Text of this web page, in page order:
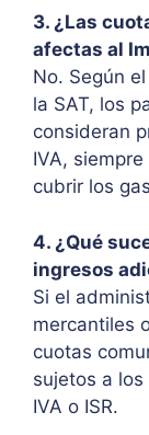
3. ¿Las
afectas al
No. Según
la SAT, los
consideran
IVA,
cubrir los
4. ¿Qué
ingresos
Si el
mercantiles
cuotas
sujetos a
IVA o ISR.